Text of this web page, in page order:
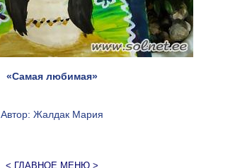
«Самая любимая»
Автор: Жалдак Мария
< ГЛАВНОЕ МЕНЮ >